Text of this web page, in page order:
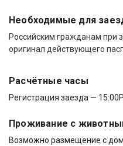
Необходимые для
Российским гражданам при
оригинал действующего
Расчётные часы
Регистрация заезда — 15:00
Проживание с
Возможно размещение с